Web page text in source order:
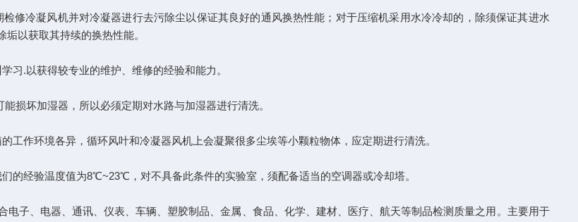
冷凝风机并对冷凝器进行去污除尘以保证其良好的通风换热性能；对于压缩机采用水冷冷却的，除须保证其进水
以获取其持续的换热性能。
.以获得较专业的维护、维修的经验和能力。
坏加湿器，所以必须定期对水路与加湿器进行清洗。
作环境各异，循环风叶和冷凝器风机上会凝聚很多尘埃等小颗粒物体，应定期进行清洗。
经验温度值为8℃~23℃，对不具备此条件的实验室，须配备适当的空调器或冷却塔。
、电器、通讯、仪表、车辆、塑胶制品、金属、食品、化学、建材、医疗、航天等制品检测质量之用。主要用于